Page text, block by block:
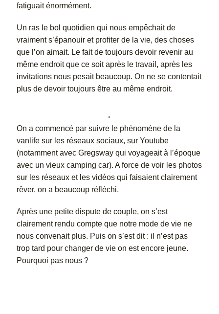
fatiguait énormément.
Un ras le bol quotidien qui nous empêchait de
vraiment s’épanouir et profiter de la vie, des choses
que l’on aimait. Le fait de toujours devoir revenir au
même endroit que ce soit après le travail, après les
invitations nous pesait beaucoup. On ne se contentait
plus de devoir toujours être au même endroit.
On a commencé par suivre le phénomène de la
vanlife sur les réseaux sociaux, sur Youtube
(notamment avec Gregsway qui voyageait à l’époque
avec un vieux camping car). A force de voir les photos
sur les réseaux et les vidéos qui faisaient clairement
rêver, on a beaucoup réfléchi.
Après une petite dispute de couple, on s’est
clairement rendu compte que notre mode de vie ne
nous convenait plus. Puis on s’est dit : il n’est pas
trop tard pour changer de vie on est encore jeune.
Pourquoi pas nous ?